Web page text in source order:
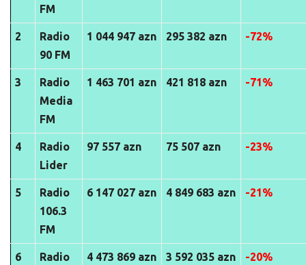
FM
2
Radio
90 FM
1 044 947 azn 295 382 azn -72%
3
Radio
Media
FM
1 463 701 azn 421 818 azn -71%
4
Radio
Lider
97 557 azn 75 507 azn -23%
5
Radio
106.3
FM
6 147 027 azn 4 849 683 azn -21%
6
Radio
4 473 869 azn 3 592 035 azn -20%